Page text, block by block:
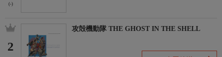
(-)
2
攻殻機動隊 THE GHOST IN THE SHELL